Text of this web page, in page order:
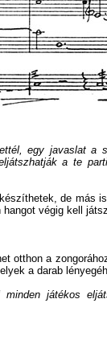
egy javaslat a
a te
de más
végig kell
otthon a
a darab
játékos